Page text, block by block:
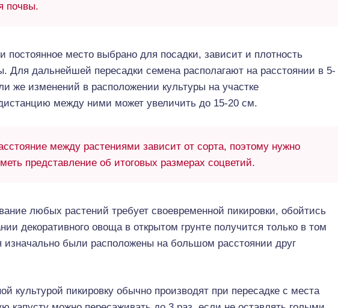
почвы.
постоянное место выбрано для посадки, зависит и плотность
Для дальнейшей пересадки семена располагают на расстоянии в 5-
же изменений в расположении культуры на участке
между ними может увеличить до 15-20 см.
между растениями зависит от сорта, поэтому нужно
представление об итоговых размерах соцветий.
любых растений требует своевременной пикировки, обойтись
декоративного овоща в открытом грунте получится только в том
изначально были расположены на большом расстоянии друг
культурой пикировку обычно производят при пересадке с места